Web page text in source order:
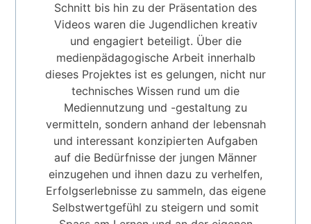
Schnitt bis hin zu der Präsentation des
Videos waren die Jugendlichen kreativ
und engagiert beteiligt. Über die
medienpädagogische Arbeit innerhalb
dieses Projektes ist es gelungen, nicht nur
technisches Wissen rund um die
Mediennutzung und -gestaltung zu
vermitteln, sondern anhand der lebensnah
und interessant konzipierten Aufgaben
auf die Bedürfnisse der jungen Männer
einzugehen und ihnen dazu zu verhelfen,
Erfolgserlebnisse zu sammeln, das eigene
Selbstwertgefühl zu steigern und somit